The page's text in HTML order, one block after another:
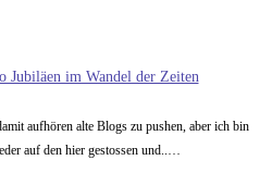
Jubiläen im Wandel der Zeiten
aufhören alte Blogs zu pushen, aber ich bin
auf den hier gestossen und..…